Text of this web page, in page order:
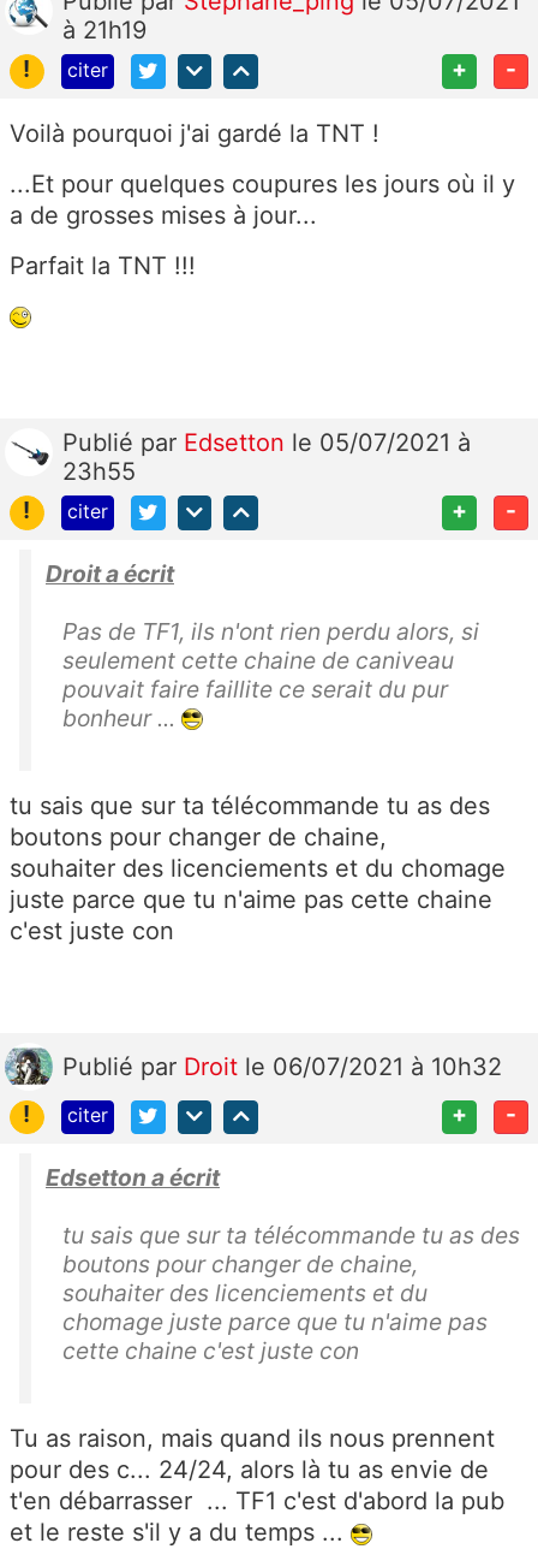
à 21h19
!
citer + -
Voilà pourquoi j'ai gardé la TNT !
...Et pour quelques coupures les jours où il y
a de grosses mises à jour...
Parfait la TNT !!!
Publié par Edsetton le 05/07/2021 à
23h55
!
citer + -
Droit a écrit
Pas de TF1, ils n'ont rien perdu alors, si
seulement cette chaine de caniveau
pouvait faire faillite ce serait du pur
bonheur ...
tu sais que sur ta télécommande tu as des
boutons pour changer de chaine,
souhaiter des licenciements et du chomage
juste parce que tu n'aime pas cette chaine
c'est juste con
Publié par Droit le 06/07/2021 à 10h32
!
citer + -
Edsetton a écrit
tu sais que sur ta télécommande tu as des
boutons pour changer de chaine,
souhaiter des licenciements et du
chomage juste parce que tu n'aime pas
cette chaine c'est juste con
Tu as raison, mais quand ils nous prennent
pour des c... 24/24, alors là tu as envie de
t'en débarrasser ... TF1 c'est d'abord la pub
et le reste s'il y a du temps ...